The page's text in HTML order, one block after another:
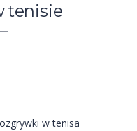
tenisie
w tenisa